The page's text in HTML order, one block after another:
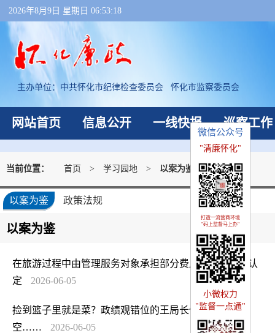
微信公众号
"清廉怀化"
打造一流营商环境
"码上监督马上办"
小微权力
"监督一点通"
2026年8月9日 星期日 06:53:18
主办单位： 中共怀化市纪律检查委员会 怀化市监察委员会
网站首页 信息公开 一线快报 巡察工作
当前位置： 首页 > 学习园地 > 以案为鉴
以案为鉴 政策法规
以案为鉴
在旅游过程中由管理服务对象承担部分费用的行为如何认
定
2026-06-05
捡到篮子里就是菜？政绩观错位的王局长竹篮打水一场
空……
2026-06-05